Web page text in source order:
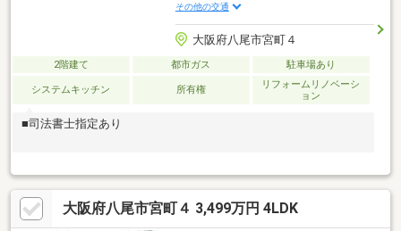
その他の交通
大阪府八尾市宮町４
2階建て 都市ガス 駐車場あり
システムキッチン 所有権
リフォームリノベーシ
ョン
■司法書士指定あり
大阪府八尾市宮町４ 3,499万円 4LDK